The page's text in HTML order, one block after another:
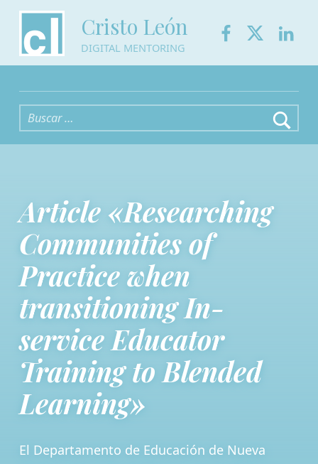
Cristo León
DIGITAL MENTORING
Buscar:
Article «Researching
Communities of
Practice when
transitioning In-
service Educator
Training to Blended
Learning»
El Departamento de Educación de Nueva